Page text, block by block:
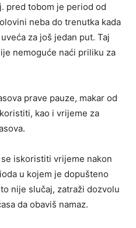
pred tobom je period od
neba do trenutka kada
za još jedan put. Taj
nemoguće naći priliku za
prave pauze, makar od
kao i vrijeme za
iskoristiti vrijeme nakon
u kojem je dopušteno
nije slučaj, zatraži dozvolu
da obaviš namaz.